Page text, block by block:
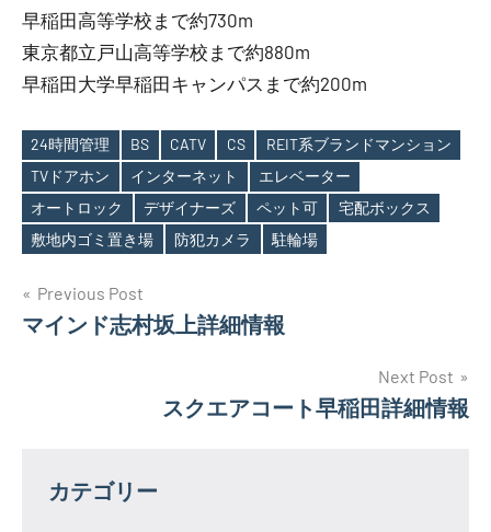
早稲田高等学校まで約730m
東京都立戸山高等学校まで約880m
早稲田大学早稲田キャンパスまで約200m
Tags
24時間管理 BS CATV CS
REIT系ブランドマンション
TVドアホン
インターネット
エレベーター
オートロック
デザイナーズ ペット可
宅配ボックス
敷地内ゴミ置き場
防犯カメラ 駐輪場
投
稿
ー
Previous Post
マインド志村坂上詳細情報
Next Post
スクエアコート早稲田詳細情報
カテゴリー